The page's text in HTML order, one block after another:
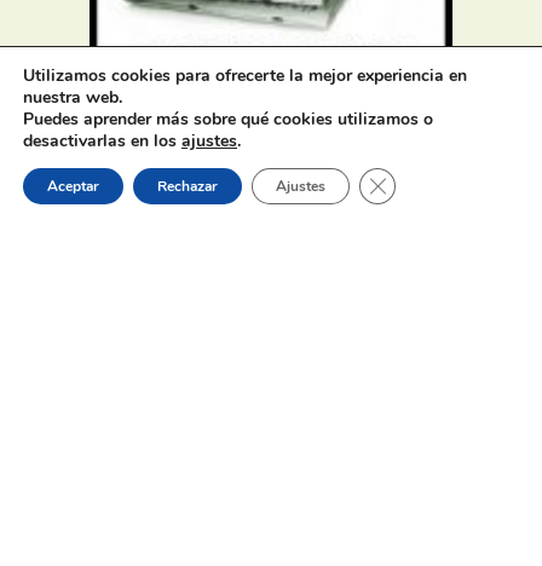
Oferta de Trabajo: SAD, SERVICIO
DE AYUDA A DOMICILIO
31 de julio de 2026
Utilizamos cookies para ofrecerte la mejor experiencia en
nuestra web.
Puedes aprender más sobre qué cookies utilizamos o
desactivarlas en los ajustes.
Aceptar Rechazar Ajustes Cerrar el banner de